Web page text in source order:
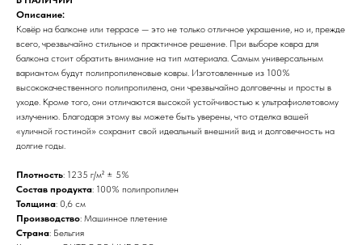
Описание:
Ковёр на балконе или террасе — это не только отличное украшение, но и, прежде
всего, чрезвычайно стильное и практичное решение. При выборе ковра для
балкона стоит обратить внимание на тип материала. Самым универсальным
вариантом будут полипропиленовые ковры. Изготовленные из 100%
высококачественного полипропилена, они чрезвычайно долговечны и просты в
уходе. Кроме того, они отличаются высокой устойчивостью к ультрафиолетовому
излучению. Благодаря этому вы можете быть уверены, что отделка вашей
«уличной гостиной» сохранит свой идеальный внешний вид и долговечность на
долгие годы.
Плотность: 1235 г/м² ± 5%
Состав продукта: 100% полипропилен
Толщина: 0,6 см
Производство: Машинное плетение
Страна: Бельгия